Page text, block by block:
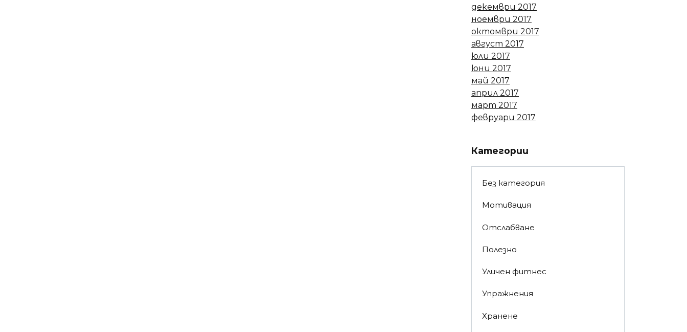
декември 2017
ноември 2017
октомври 2017
август 2017
юли 2017
юни 2017
май 2017
април 2017
март 2017
февруари 2017
Категории
Без категория
Мотивация
Отслабване
Полезно
Уличен фитнес
Упражнения
Хранене